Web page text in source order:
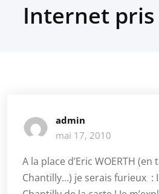
Internet
admin
mai 17, 2010
A la place d’Eric WOERTH
Chantilly…) je serais furieux :